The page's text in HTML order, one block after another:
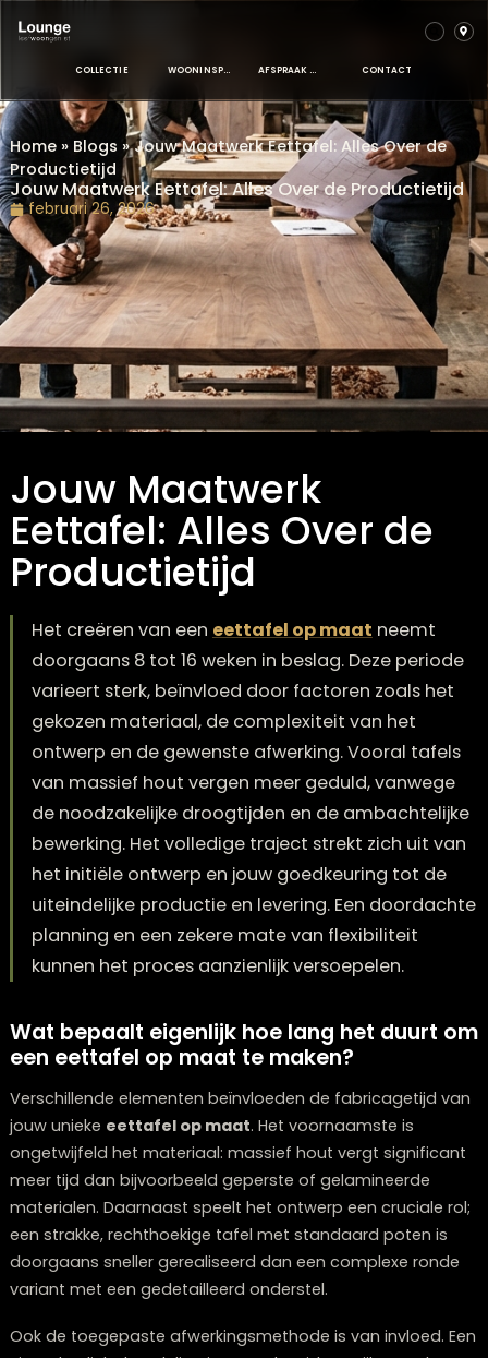
Home»Blogs»Jouw Maatwerk Eettafel: Alles Over
Productietijd
Jouw Maatwerk Eettafel: Alles Over de
februari 26, 2026
Jouw Maatwerk
Eettafel: Alles Over de
Productietijd
Het creëren van eeneettafel op maatneemt
doorgaans 8 tot 16 weken in beslag. Deze
varieert sterk, beïnvloed door factoren zoals
gekozen materiaal, de complexiteit van het
ontwerp en de gewenste afwerking. Vooral
van massief hout vergen meer geduld,
de noodzakelijke droogtijden en de
bewerking. Het volledige traject strekt zich uit
het initiële ontwerp en jouw goedkeuring tot
planning en een zekere mate van flexibiliteit
kunnen het proces aanzienlijk versoepelen.
Wat bepaalt eigenlijk hoe lang het
een eettafel op maat te maken?
Verschillende elementen beïnvloeden de
jouw unieke
eettafel op maat . Het voornaamste is
ongetwijfeld het materiaal: massief hout vergt
materialen. Daarnaast speelt het ontwerp een